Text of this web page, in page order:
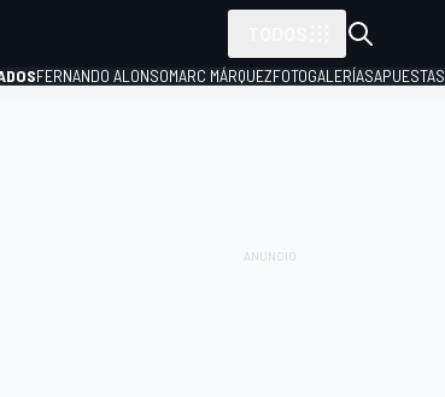
FERNANDO ALONSOMARC MÁRQUEZFOTOGALERÍASAPUESTAS